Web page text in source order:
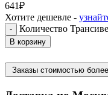
641₽
Хотите дешевле -
- Количество
В корзину
Заказы стоимостью